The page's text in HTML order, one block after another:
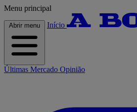
Menu principal
Abrir menu Início
Últimas Mercado Opinião